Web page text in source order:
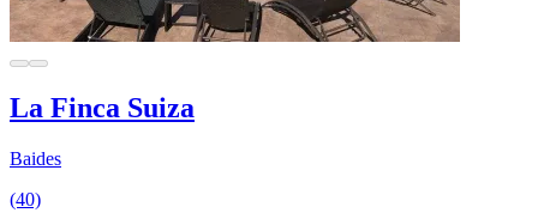
La Finca Suiza
Baides
(40)